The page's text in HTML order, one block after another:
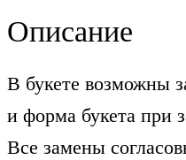
Описание
В букете возможны
и форма букета при
Все замены